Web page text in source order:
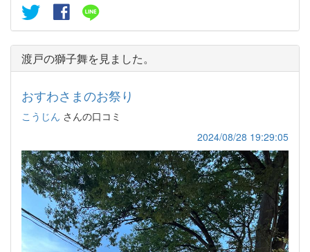
渡戸の獅子舞を見ました。
おすわさまのお祭り
こうじん さんの口コミ
2024/08/28 19:29:05